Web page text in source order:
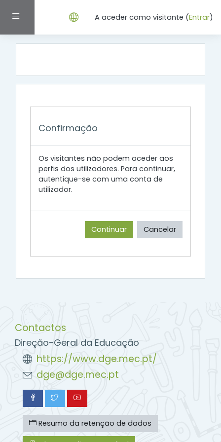
Painel lateral A aceder como visitante (Entrar)
Confirmação
Os visitantes não podem aceder aos
perfis dos utilizadores. Para continuar,
autentique-se com uma conta de
utilizador.
Continuar Cancelar
Contactos
Direção-Geral da Educação
https://www.dge.mec.pt/
dge@dge.mec.pt
Resumo da retenção de dados